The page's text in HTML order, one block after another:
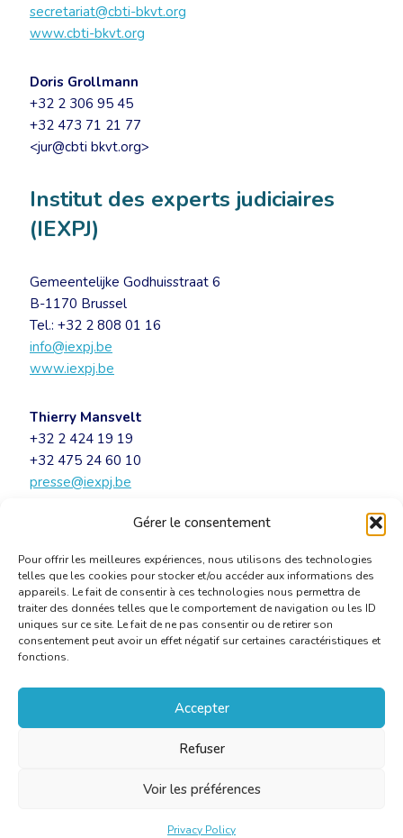
Gérer le consentement
Pour offrir les meilleures expériences, nous utilisons des technologies
telles que les cookies pour stocker et/ou accéder aux informations des
appareils. Le fait de consentir à ces technologies nous permettra de
traiter des données telles que le comportement de navigation ou les ID
uniques sur ce site. Le fait de ne pas consentir ou de retirer son
consentement peut avoir un effet négatif sur certaines caractéristiques et
fonctions.
Accepter
Refuser
Voir les préférences
Privacy Policy
secretariat@cbti-bkvt.org
www.cbti-bkvt.org
Doris Grollmann
+32 2 306 95 45
+32 473 71 21 77
<jur@cbti bkvt.org>
Institut des experts judiciaires
(IEXPJ)
Gemeentelijke Godhuisstraat 6
B-1170 Brussel
Tel.: +32 2 808 01 16
info@iexpj.be
www.iexpj.be
Thierry Mansvelt
+32 2 424 19 19
+32 475 24 60 10
presse@iexpj.be
Persbericht – Een indexsprong te ver